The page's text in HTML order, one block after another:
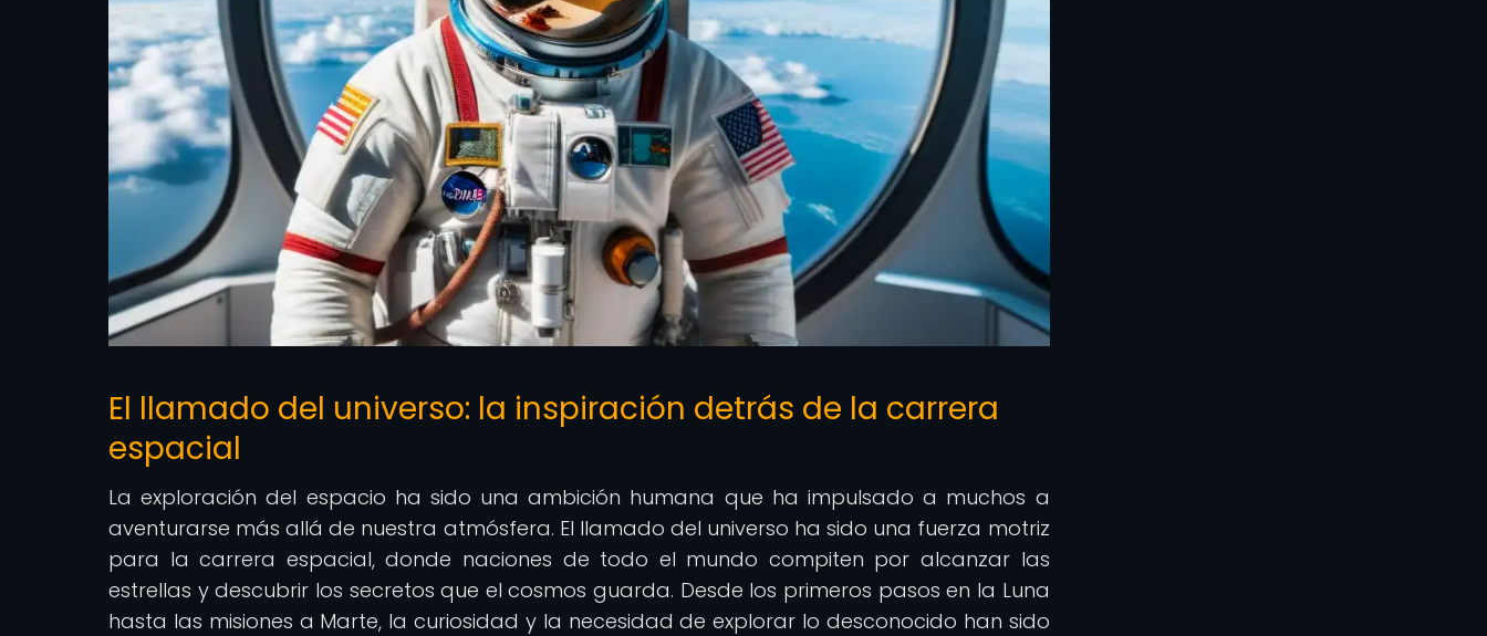
El llamado del universo: la inspiración detrás de la carrera
espacial
La exploración del espacio ha sido una ambición humana que ha impulsado a muchos a
aventurarse más allá de nuestra atmósfera. El llamado del universo ha sido una fuerza motriz
para la carrera espacial, donde naciones de todo el mundo compiten por alcanzar las
estrellas y descubrir los secretos que el cosmos guarda. Desde los primeros pasos en la Luna
hasta las misiones a Marte, la curiosidad y la necesidad de explorar lo desconocido han sido